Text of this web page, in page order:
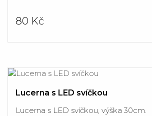
80 Kč
Lucerna s LED svíčkou
Lucerna s LED svíčkou, výška 30cm.